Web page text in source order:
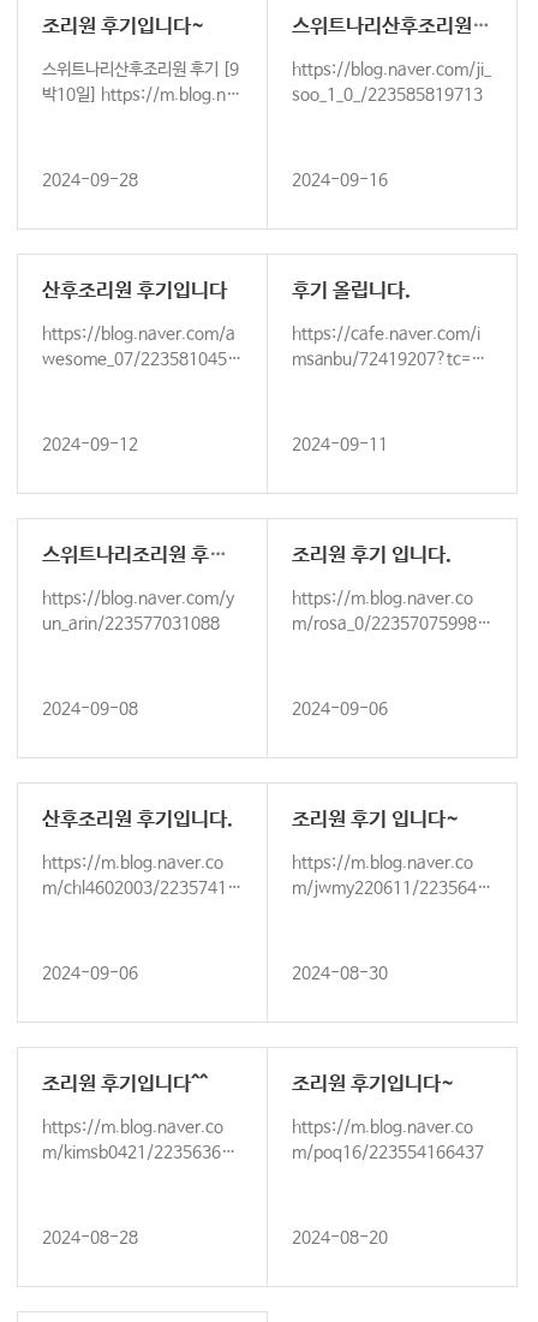
조리원 후기입니다~
스위트나리산후조리원 후기 [9
박10일] https://m.blog.na
2024-09-28
스위트나리산후조리원 후
https://blog.naver.com/ji_
soo_1_0_/223585819713
2024-09-16
산후조리원 후기입니다
https://blog.naver.com/a
wesome_07/2235810451
2024-09-12
후기 올립니다.
https://cafe.naver.com/i
msanbu/72419207?tc=sh
2024-09-11
스위트나리조리원 후기입니다.
https://blog.naver.com/y
un_arin/223577031088
2024-09-08
조리원 후기 입니다.
https://m.blog.naver.co
m/rosa_0/223570759986
2024-09-06
산후조리원 후기입니다.
https://m.blog.naver.co
m/chl4602003/22357410
2024-09-06
조리원 후기 입니다~
https://m.blog.naver.co
m/jwmy220611/2235647
2024-08-30
조리원 후기입니다^^
https://m.blog.naver.co
m/kimsb0421/223563631
2024-08-28
조리원 후기입니다~
https://m.blog.naver.co
m/poq16/223554166437
2024-08-20